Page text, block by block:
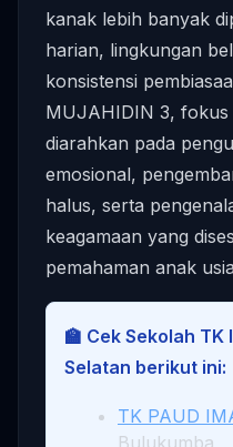
kanak lebih banyak
harian, lingkungan
konsistensi
MUJAHIDIN 3, fokus
diarahkan pada
emosional,
halus, serta
keagamaan yang
pemahaman anak
🏫 Cek Sekolah
Selatan berikut ini:
TK PAUD
Bulukumba